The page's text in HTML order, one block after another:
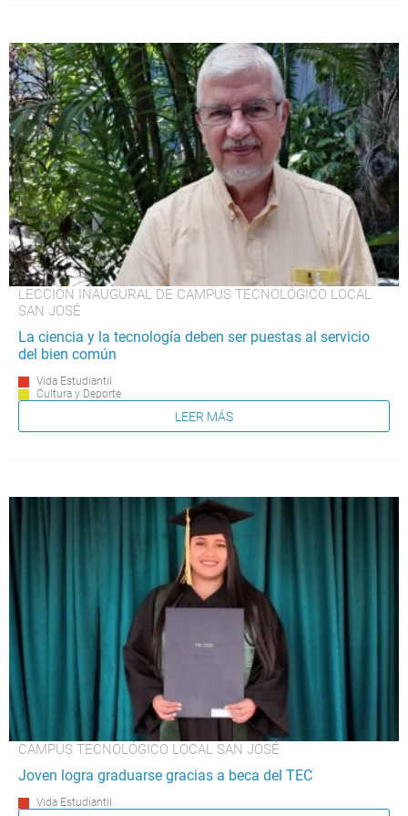
LECCIÓN INAUGURAL DE CAMPUS TECNOLÓGICO LOCAL
SAN JOSÉ
La ciencia y la tecnología deben ser puestas al servicio
del bien común
Vida Estudiantil
Cultura y Deporte
LEER MÁS
CAMPUS TECNOLÓGICO LOCAL SAN JOSÉ
Joven logra graduarse gracias a beca del TEC
Vida Estudiantil